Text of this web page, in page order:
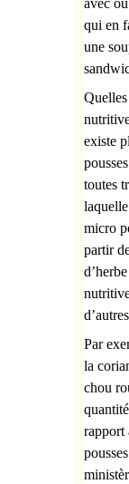
avec
qui en
une
existe
toutes
micro
partir
Par
la
chou
rapport